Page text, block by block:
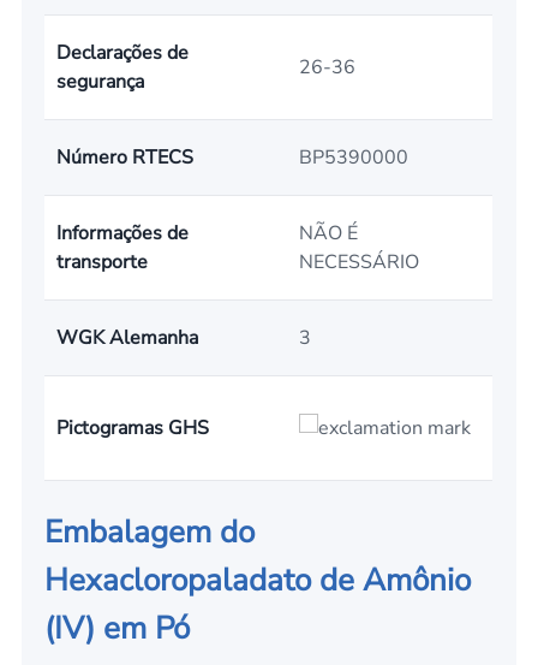
Declarações de
segurança
26-36
Número RTECS BP5390000
Informações de
transporte
NÃO É
NECESSÁRIO
WGK Alemanha 3
Pictogramas GHS
Embalagem do
Hexacloropaladato de Amônio
(IV) em Pó